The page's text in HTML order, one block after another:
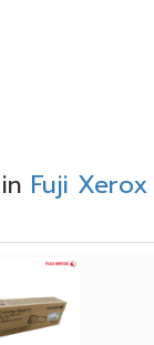
Fuji